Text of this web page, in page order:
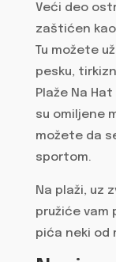
Veći deo
zaštićen
Tu možete
pesku,
Plaže Na Hat
su omiljene
možete da
sportom.
Na plaži, uz
pružiće vam
pića neki od